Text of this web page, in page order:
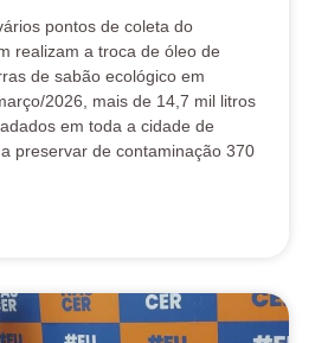
pontos de coleta do
realizam a troca de óleo de
de sabão ecológico em
2026, mais de 14,7 mil litros
em toda a cidade de
preservar de contaminação 370